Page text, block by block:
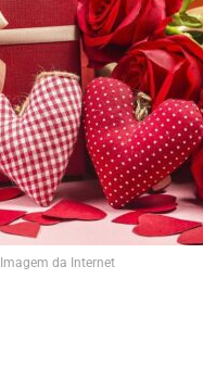
Imagem da Internet